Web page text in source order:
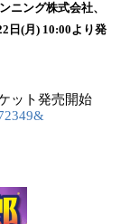
ニング株式会社、
日(月) 10:00より発
ット発売開始